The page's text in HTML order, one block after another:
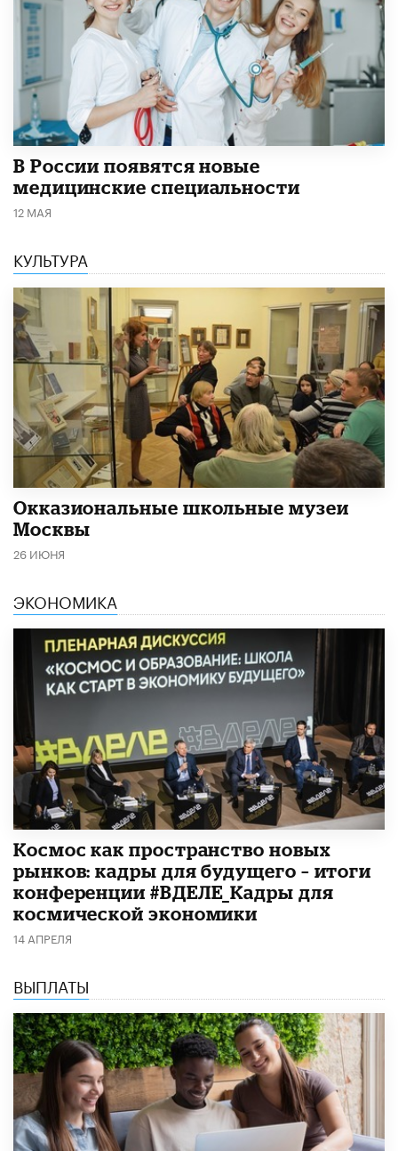
В России появятся новые
медицинские специальности
12 МАЯ
КУЛЬТУРА
​Окказиональные школьные музеи
Москвы
26 ИЮНЯ
ЭКОНОМИКА
Космос как пространство новых
рынков: кадры для будущего – итоги
конференции #ВДЕЛЕ_Кадры для
космической экономики
14 АПРЕЛЯ
ВЫПЛАТЫ